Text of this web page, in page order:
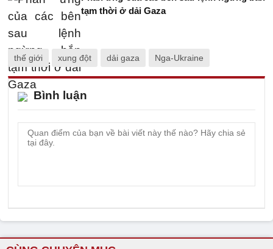
tạm thời ở dải Gaza
thế giới xung đột dải gaza Nga-Ukraine
Bình luận